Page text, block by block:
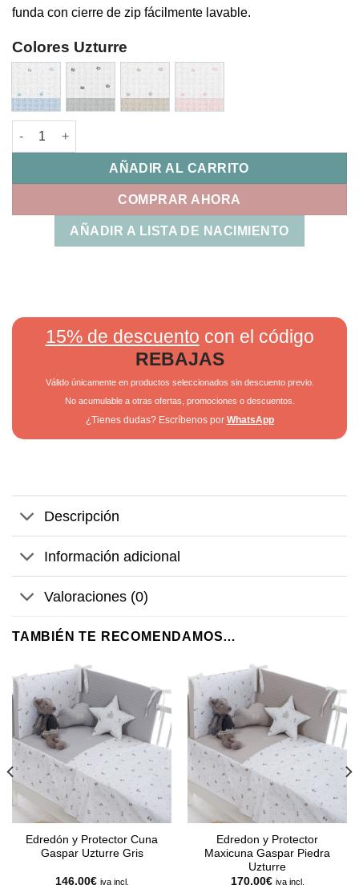
funda con cierre de zip fácilmente lavable.
Colores Uzturre
Cojin Lactancia Dots Uzturre cantidad
AÑADIR AL CARRITO
COMPRAR AHORA
AÑADIR A LISTA DE NACIMIENTO
15% de descuento con el código
REBAJAS
Válido únicamente en productos seleccionados sin descuento previo.
No acumulable a otras ofertas, promociones o descuentos.
¿Tienes dudas? Escríbenos por WhatsApp
Descripción
Información adicional
Valoraciones (0)
TAMBIÉN TE RECOMENDAMOS…
Edredón y Protector Cuna
Gaspar Uzturre Gris
146,00€ iva incl.
Edredon y Protector
Maxicuna Gaspar Piedra
Uzturre
170,00€ iva incl.